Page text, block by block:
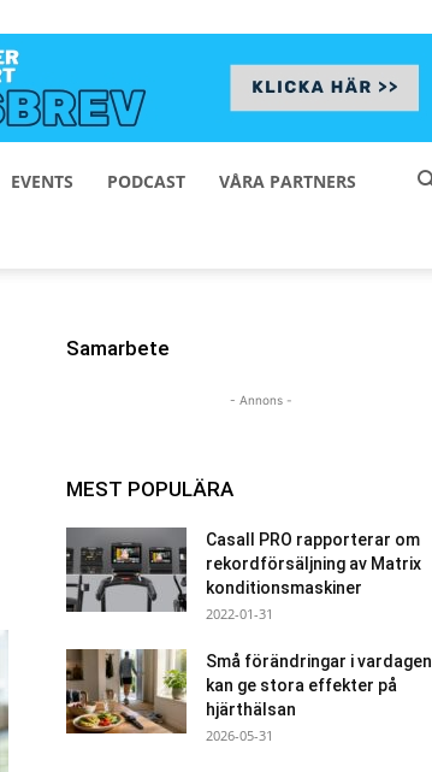
EVENTS PODCAST VÅRA PARTNERS
Samarbete
- Annons -
MEST POPULÄRA
Casall PRO rapporterar om
rekordförsäljning av Matrix
konditionsmaskiner
2022-01-31
Små förändringar i vardagen
kan ge stora effekter på
hjärthälsan
2026-05-31